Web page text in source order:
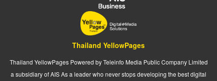
Thailand YellowPages
Thailand YellowPages Powered by Teleinfo Media Public Company Limited
a subsidiary of AIS As a leader who never stops developing the best digital